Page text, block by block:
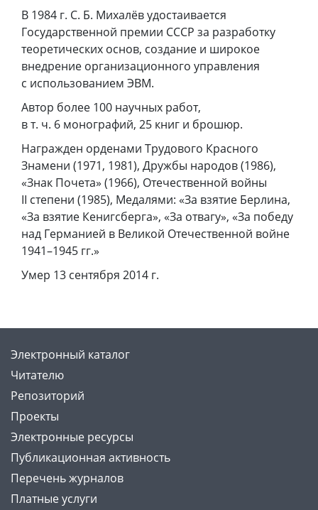
В 1984 г. С. Б. Михалёв удостаивается
Государственной премии СССР за разработку
теоретических основ, создание и широкое
внедрение организационного управления
с использованием ЭВМ.
Автор более 100 научных работ,
в т. ч. 6 монографий, 25 книг и брошюр.
Награжден орденами Трудового Красного
Знамени (1971, 1981), Дружбы народов (1986),
«Знак Почета» (1966), Отечественной войны
II степени (1985), Медалями: «За взятие Берлина,
«За взятие Кенигсберга», «За отвагу», «За победу
над Германией в Великой Отечественной войне
1941–1945 гг.»
Умер 13 сентября 2014 г.
Электронный каталог
Читателю
Репозиторий
Проекты
Электронные ресурсы
Публикационная активность
Перечень журналов
Платные услуги